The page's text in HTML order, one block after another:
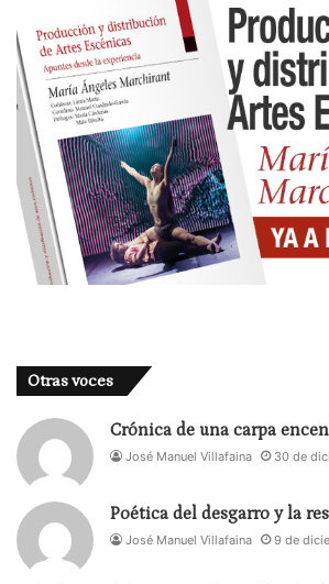
Otras voces
Crónica de una carpa
José Manuel Villafaina 30 de
Poética del desgarro y la
José Manuel Villafaina 9 de